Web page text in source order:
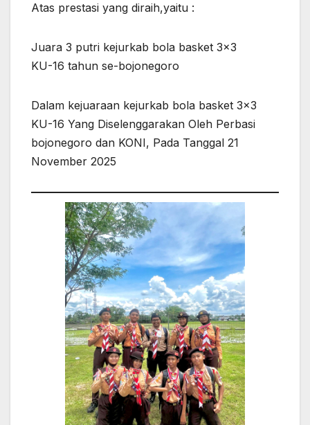
Atas prestasi yang diraih,yaitu :
Juara 3 putri kejurkab bola basket 3×3
KU-16 tahun se-bojonegoro
Dalam kejuaraan kejurkab bola basket 3×3
KU-16 Yang Diselenggarakan Oleh Perbasi
bojonegoro dan KONI, Pada Tanggal 21
November 2025